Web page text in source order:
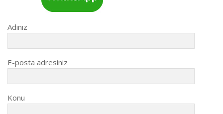
Adınız
E-posta adresiniz
Konu